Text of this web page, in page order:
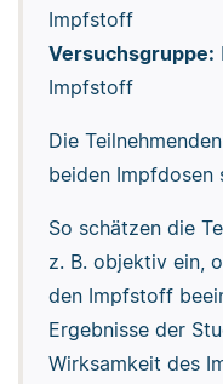
Impfstoff
Versuchsgruppe:
Impfstoff
Die
beiden Impfdosen
So schätzen die
z. B. objektiv ein,
den Impfstoff
Ergebnisse der
Wirksamkeit des